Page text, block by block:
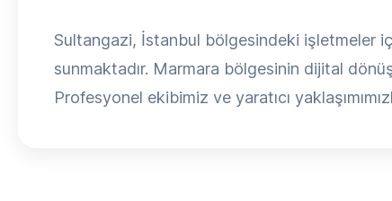
Sultangazi, İstanbul bölgesindeki işletmeler
sunmaktadır. Marmara bölgesinin dijital
Profesyonel ekibimiz ve yaratıcı